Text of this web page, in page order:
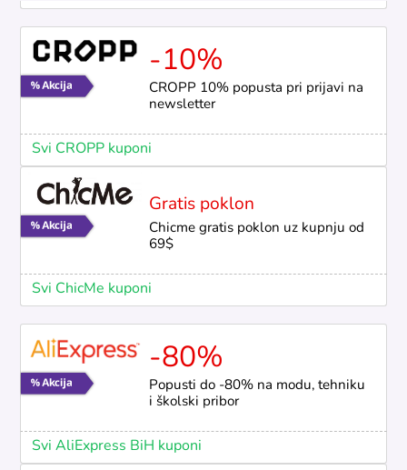
-10%
CROPP 10% popusta pri prijavi na
newsletter
Svi CROPP kuponi
Gratis poklon
Chicme gratis poklon uz kupnju od
69$
Svi ChicMe kuponi
-80%
Popusti do -80% na modu, tehniku
i školski pribor
Svi AliExpress BiH kuponi